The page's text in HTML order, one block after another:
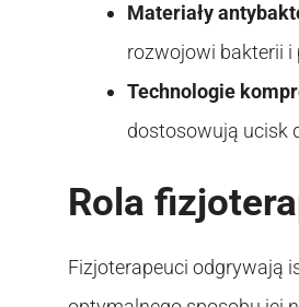
Materiały
rozwojowi bakterii i
Technologie
dostosowują ucisk
Rola
Fizjoterapeuci odgrywają